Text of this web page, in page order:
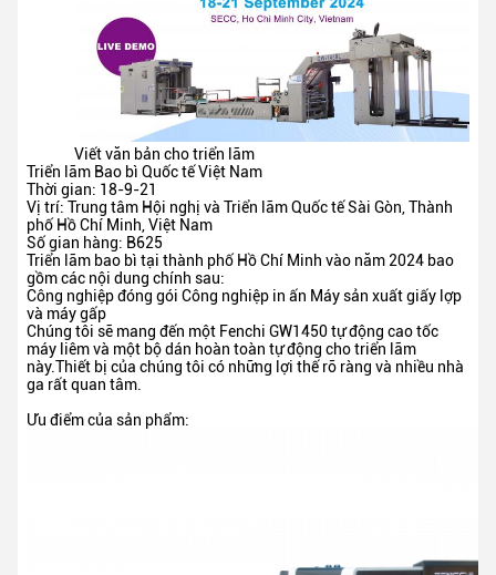
Viết văn bản cho triển lãm
Triển lãm Bao bì Quốc tế Việt Nam
Thời gian: 18-9-21
Vị trí: Trung tâm Hội nghị và Triển lãm Quốc tế Sài Gòn, Thành
phố Hồ Chí Minh, Việt Nam
Số gian hàng: B625
Triển lãm bao bì tại thành phố Hồ Chí Minh vào năm 2024 bao
gồm các nội dung chính sau:
Công nghiệp đóng gói Công nghiệp in ấn Máy sản xuất giấy lợp
và máy gấp
Chúng tôi sẽ mang đến một Fenchi GW1450 tự động cao tốc
máy liêm và một bộ dán hoàn toàn tự động cho triển lãm
này.Thiết bị của chúng tôi có những lợi thế rõ ràng và nhiều nhà
ga rất quan tâm.
Ưu điểm của sản phẩm: